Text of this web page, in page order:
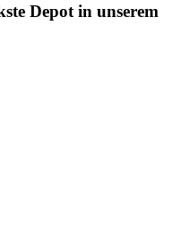
Depot in unserem